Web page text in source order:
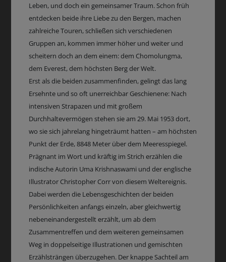
Leben, und doch ein gemeinsamer Traum. Schon früh
entdecken beide ihre Liebe zu den Bergen, machen
zahlreiche Touren, schließen sich verschiedenen
Gruppen an, kommen immer höher und weiter und
scheitern doch an dem einem: dem Chomolungma,
dem Everest, dem höchsten Berg der Welt.
Erst als die beiden zusammenfinden, gelingt das lang
Ersehnte und so oft unerreichbar Geschienene: Nach
intensiven Strapazen und mit großem
Durchhaltevermögen stehen sie am 29. Mai 1953 dort,
wo sie sich jahrelang hingeträumt hatten – am höchsten
Punkt der Erde, 8848 Meter über dem Meeresspiegel.
Prägnant im Wort und kräftig im Strich erzählen die
indische Autorin Uma Krishnaswami und der englische
Illustrator Christopher Corr von diesem Weltereignis.
Dabei werden die Lebensgeschichten der beiden
Persönlichkeiten anfangs einzeln, aber gleichwertig
nebeneinandergestellt erzählt, um ab dem
Zusammentreffen und dem weiteren gemeinsamen
Weg in doppelseitige Illustrationen und gemischten
Erzählsträngen überzugehen. Der knappe Sachteil am